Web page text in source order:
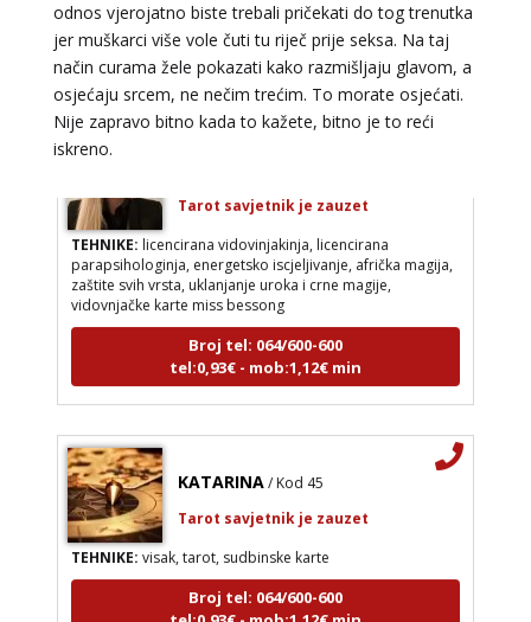
odnos vjerojatno biste trebali pričekati do tog trenutka
jer muškarci više vole čuti tu riječ prije seksa. Na taj
način curama žele pokazati kako razmišljaju glavom, a
osjećaju srcem, ne nečim trećim. To morate osjećati.
Nije zapravo bitno kada to kažete, bitno je to reći
iskreno.
Broj tel: 064/600-600
tel:0,93€ - mob:1,12€ min
TEHNIKE:licencirana vidovinjakinja, licencirana
parapsihologinja, energetsko iscjeljivanje, afrička magija,
zaštite svih vrsta, uklanjanje uroka i crne magije,
vidovnjačke karte miss bessong
Broj tel: 064/600-600
tel:0,93€ - mob:1,12€ min
TEHNIKE:visak, tarot, sudbinske karte
Broj tel: 064/600-600
tel:0,93€ - mob:1,12€ min